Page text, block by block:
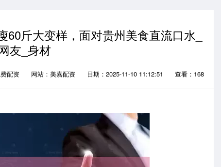
斤大变样，面对贵州美食直流口水_
友_身材
配资 网站：美嘉配资 日期：2025-11-10 11:12:51 查看：168